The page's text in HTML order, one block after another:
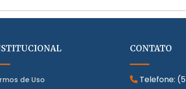
de Uso
CONTATO
Telefone: